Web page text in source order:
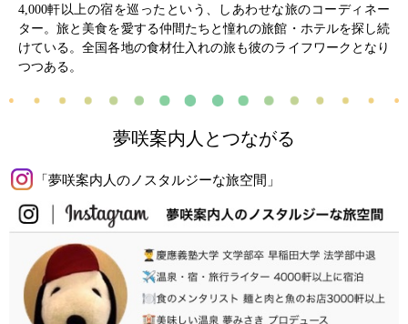
4,000軒以上の宿を巡ったという、しあわせな旅のコーディネー
ター。旅と美食を愛する仲間たちと憧れの旅館・ホテルを探し続
けている。全国各地の食材仕入れの旅も彼のライフワークとなり
つつある。
夢咲案内人とつながる
「夢咲案内人のノスタルジーな旅空間」